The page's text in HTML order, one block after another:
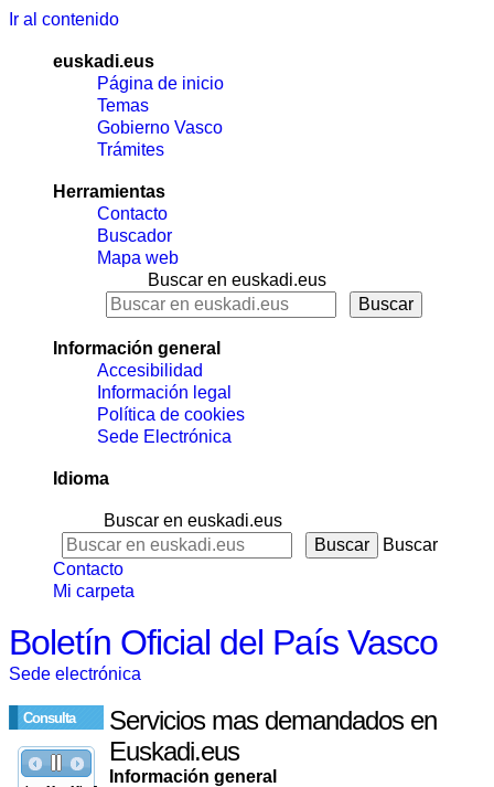
Ir al contenido
euskadi.eus
Página de inicio
Temas
Gobierno Vasco
Trámites
Herramientas
Contacto
Buscador
Mapa web
Buscar en euskadi.eus
Información general
Accesibilidad
Información legal
Política de cookies
Sede Electrónica
Idioma
Buscar en euskadi.eus
Buscar
Contacto
Mi carpeta
Boletín Oficial del País Vasco
Sede electrónica
Consulta
Servicios mas demandados en
Euskadi.eus
Información general